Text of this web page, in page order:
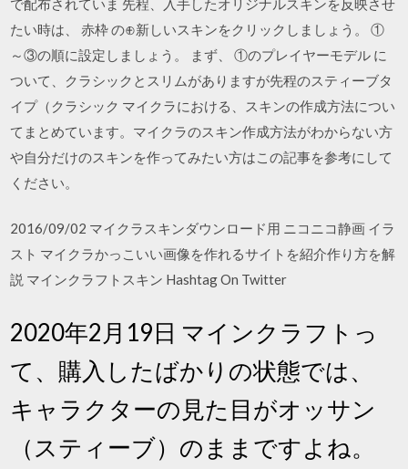
たい時は、 赤枠 の⊕新しいスキンをクリックしましょう。 ①
～③の順に設定しましょう。 まず、 ①のプレイヤーモデル に
ついて、クラシックとスリムがありますが先程のスティーブタ
イプ（クラシック マイクラにおける、スキンの作成方法につい
てまとめています。マイクラのスキン作成方法がわからない方
や自分だけのスキンを作ってみたい方はこの記事を参考にして
ください。
2016/09/02 マイクラスキンダウンロード用 ニコニコ静画 イラ
スト マイクラかっこいい画像を作れるサイトを紹介作り方を解
説 マインクラフトスキン Hashtag On Twitter
2020年2月19日 マインクラフトっ
て、購入したばかりの状態では、
キャラクターの見た目がオッサン
（スティーブ）のままですよね。